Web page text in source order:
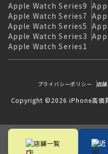
Apple Watch Series9
Apple Watch Series7
Apple Watch Series5
Apple Watch Series3
Apple Watch Series1
プライバシーポリシー 店
Copyright ©2026 iPhone高価
店舗一覧 近